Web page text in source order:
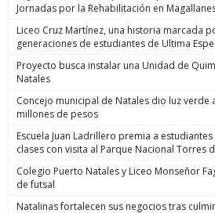
Jornadas por la Rehabilitación en
Liceo Cruz Martínez, una historia marcada
generaciones de estudiantes de Ultima
Proyecto busca instalar una Unidad de
Natales
Concejo municipal de Natales dio luz verde
millones de pesos
Escuela Juan Ladrillero premia a
clases con visita al Parque Nacional Torres
Colegio Puerto Natales y Liceo Monseñor
de futsal
Natalinas fortalecen sus negocios tras